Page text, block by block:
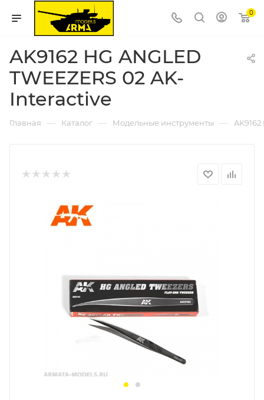
0
AK9162 HG ANGLED
TWEEZERS 02 AK-
Interactive
Главная — Каталог — Модельные инструменты —